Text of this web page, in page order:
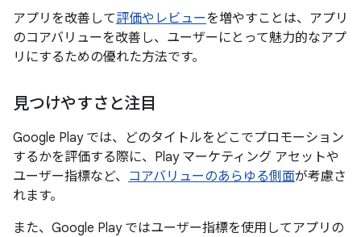
アプリを改善して評価やレビューを増やすことは、アプリ
のコアバリューを改善し、ユーザーにとって魅力的なアプ
リにするための優れた方法です。
見つけやすさと注目
Google Play では、どのタイトルをどこでプロモーション
するかを評価する際に、Play マーケティング アセットや
ユーザー指標など、 コアバリューのあらゆる側面が考慮さ
れます。
また、Google Play ではユーザー指標を使用してアプリの